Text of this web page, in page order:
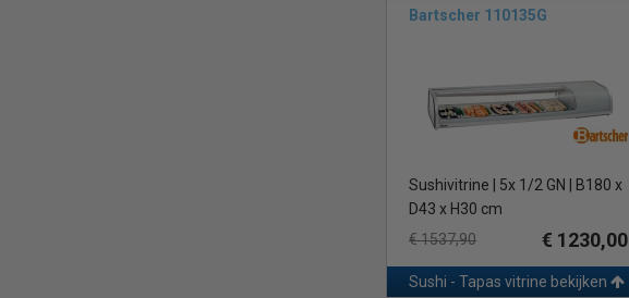
Bartscher 110135G
Sushivitrine | 5x 1/2 GN | B180 x
D43 x H30 cm
€ 1537,90
€ 1230,00
Sushi - Tapas vitrine bekijken